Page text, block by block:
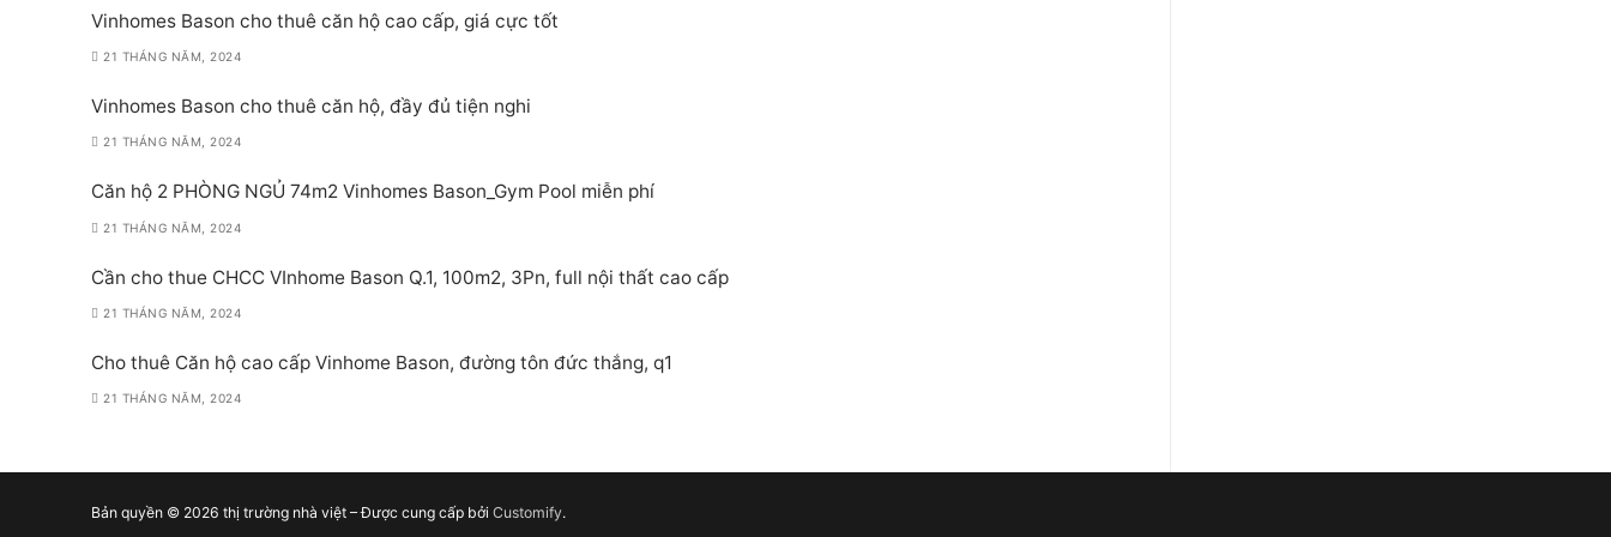
Vinhomes Bason cho thuê căn hộ cao cấp, giá cực tốt
21 THÁNG NĂM, 2024
Vinhomes Bason cho thuê căn hộ, đầy đủ tiện nghi
21 THÁNG NĂM, 2024
Căn hộ 2 PHÒNG NGỦ 74m2 Vinhomes Bason_Gym Pool miễn phí
21 THÁNG NĂM, 2024
Cần cho thue CHCC VInhome Bason Q.1, 100m2, 3Pn, full nội thất cao cấp
21 THÁNG NĂM, 2024
Cho thuê Căn hộ cao cấp Vinhome Bason, đường tôn đức thắng, q1
21 THÁNG NĂM, 2024
Bản quyền © 2026 thị trường nhà việt – Được cung cấp bởi Customify.